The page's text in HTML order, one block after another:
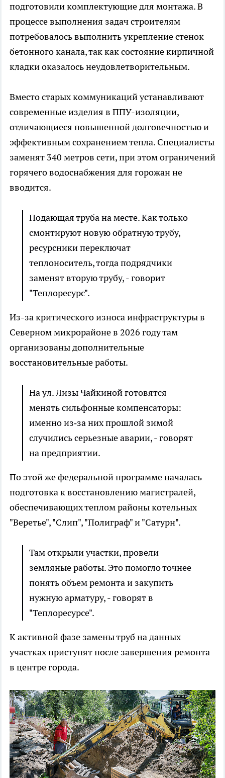
подготовили комплектующие для монтажа. В
процессе выполнения задач строителям
потребовалось выполнить укрепление стенок
бетонного канала, так как состояние кирпичной
кладки оказалось неудовлетворительным.
Вместо старых коммуникаций устанавливают
современные изделия в ППУ-изоляции,
отличающиеся повышенной долговечностью и
эффективным сохранением тепла. Специалисты
заменят 340 метров сети, при этом ограничений
горячего водоснабжения для горожан не
вводится.
Подающая труба на месте. Как только
смонтируют новую обратную трубу,
ресурсники переключат
теплоноситель, тогда подрядчики
заменят вторую трубу, - говорит
"Теплоресурс".
Из-за критического износа инфраструктуры в
Северном микрорайоне в 2026 году там
организованы дополнительные
восстановительные работы.
На ул. Лизы Чайкиной готовятся
менять сильфонные компенсаторы:
именно из‑за них прошлой зимой
случились серьезные аварии, - говорят
на предприятии.
По этой же федеральной программе началась
подготовка к восстановлению магистралей,
обеспечивающих теплом районы котельных
"Веретье", "Слип", "Полиграф" и "Сатурн".
Там открыли участки, провели
земляные работы. Это помогло точнее
понять объем ремонта и закупить
нужную арматуру, - говорят в
"Теплоресурсе".
К активной фазе замены труб на данных
участках приступят после завершения ремонта
в центре города.